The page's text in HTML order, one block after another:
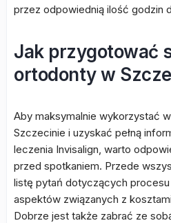
przez odpowiednią ilość godzin
Jak przygotować
ortodonty w
Aby maksymalnie wykorzystać
Szczecinie i uzyskać pełną
leczenia Invisalign, warto
przed spotkaniem. Przede
listę pytań dotyczących
aspektów związanych z
Dobrze jest także zabrać ze